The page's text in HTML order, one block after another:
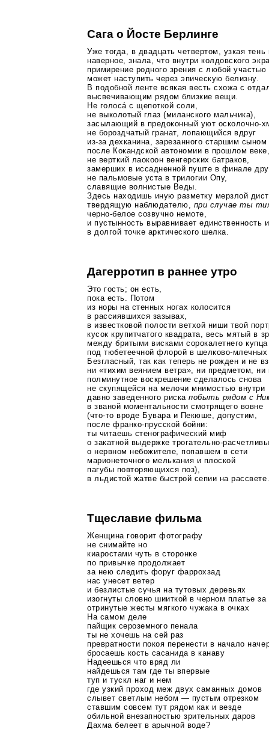
Сага о Йосте Берлинге
Уже тогда, в двадцать четвертом, узкая тень
наверное, знала, что внутри колдовского
примирение родного зрения с любой
может наступить через эпическую белизну.
В подобной ленте всякая весть схожа с
высвечивающим рядом близкие вещи.
Не голоса́ с щепоткой соли,
не выколотый глаз (миланского мальчика),
засылающий в предоконный уют осколочно-
не бороздчатый гранат, лопающийся вдруг
из-задехканина, зарезанного старшим
после Кокандской автономии в прошлом
не верткий лаокоон венгерских батраков,
замерших в иссадненной пуште в финале
не пальмовые уста в трилогии Опу,
славящие волнистые Веды.
Здесь находишь иную разметку мерзлой
твердящую наблюдателю, при случае ты
черно-белое созвучно немоте,
и пустынность выравнивает единственность
в долгой точке арктического шелка.
Дагерротип в раннее утро
Это гость; он есть,
пока есть. Потом
из норы на стенных ногах колосится
в рассиявшихся зазывах,
в известковой полости ветхой ниши твой
кусок крупитчатого квадрата, весь мятый в
между бритыми висками сорокалетнего купца
под тюбетеечной флорой в шелково-млечных
Безгласный, так как теперь не рожден и не
ни «тихим веянием ветра», ни предметом,
полминутное воскрешение сделалось снова
не скупящейся на мелочи мнимостью внутри
давно заведенного рискапобыть рядом с
в званой моментальности смотрящего вовне
(что-то вроде Бувара и Пекюше, допустим,
послефранко-прусской бойни:
ты читаешь стенографический миф
о закатной выдержкетрогательно-
о нервном небожителе, попавшем в сети
марионеточного мелькания и плоской
пагубы повторяющихся поз),
в льдистой жатве быстрой сепии на
Тщеславие фильма
Женщина говорит фотографу
не снимайте но
киаростами чуть в сторонке
по привычке продолжает
за нею следить форуг фаррохзад
нас унесет ветер
и безлистые сучья на тутовых деревьях
изогнуты словно шииткой в черном платье
отринутые жесты мягкого чужака в очках
На самом деле
пайщик сероземного пенала
ты не хочешь на сей раз
превратности покоя перенести в начало
бросаешь кость сасанида в канаву
Надеешься что вряд ли
найдешься там где ты впервые
туп и тускл наг и нем
где узкий проход меж двух саманных домов
слывет светлым небом — пустым отрезком
ставшим совсем тут рядом как и везде
обильной внезапностью зрительных даров
Дахма белеет в арычной воде?